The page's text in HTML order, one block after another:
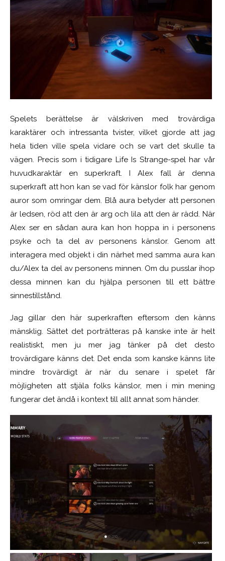
Spelets berättelse är välskriven med trovärdiga
karaktärer och intressanta tvister, vilket gjorde att jag
hela tiden ville spela vidare och se vart det skulle ta
vägen. Precis som i tidigare Life Is Strange-spel har vår
huvudkaraktär en superkraft. I Alex fall är denna
superkraft att hon kan se vad för känslor folk har genom
auror som omringar dem. Blå aura betyder att personen
är ledsen, röd att den är arg och lila att den är rädd. När
Alex ser en sådan aura kan hon hoppa in i personens
psyke och ta del av personens känslor. Genom att
interagera med objekt i din närhet med samma aura kan
du/Alex ta del av personens minnen. Om du pusslar ihop
dessa minnen kan du hjälpa personen till ett bättre
sinnestillstånd.
Jag gillar den här superkraften eftersom den känns
mänsklig. Sättet det porträtteras på kanske inte är helt
realistiskt, men ju mer jag tänker på det desto
trovärdigare känns det.Det enda som kanske känns lite
mindre trovärdigt är när du senare i spelet får
möjligheten att stjäla folks känslor, men i min mening
fungerar det ändå i kontext till allt annat som händer.